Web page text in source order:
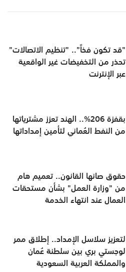
"قد تكون فخاً".. "تنظيم الاتصالات"
تحذر من التخفيضات غير الواقعية
عبر الإنترنت
بقفزة 206%.. الهند تعزز مشترياتها
من النفط العُماني لتأمين إمداداتها
حقوق صانها القانون.. تعميم هام
من "وزارة العمل" بشأن مستحقات
العمال عند انتهاء الخدمة
لتعزيز سلاسل الإمداد.. إطلاق ممر
لوجستي بري بين سلطنة عُمان
والمملكة العربية السعودية